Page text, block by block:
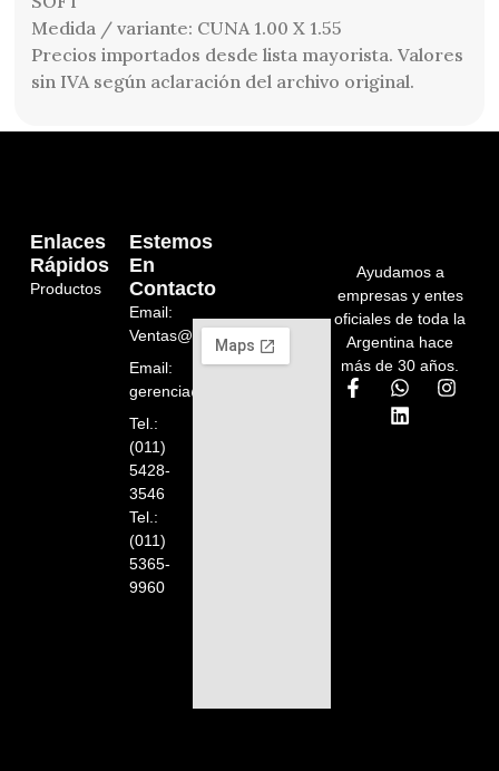
Medida / variante: CUNA 1.00 X 1.55
Precios importados desde lista mayorista. Valores
sin IVA según aclaración del archivo original.
Ayudamos a
empresas y entes
oficiales de toda la
Argentina hace
más de 30 años.
Enlaces
Rápidos
Productos
Estemos
En
Contacto
Email:
Ventas@orelion.com.ar
Email:
gerencia@orelion.com.ar
Tel.:
(011)
5428-
3546
Tel.:
(011)
5365-
9960